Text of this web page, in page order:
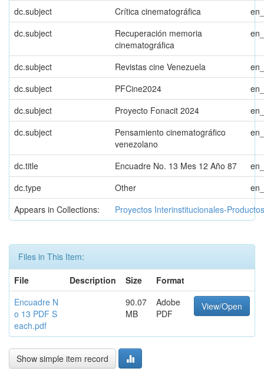
dc.subject
Crítica cinematográfica
dc.subject
Recuperación memoria
cinematográfica
dc.subject Revistas cine Venezuela
dc.subject
PFCine2024
dc.subject
Proyecto Fonacit 2024
dc.subject
Pensamiento cinematográfico
venezolano
dc.title Encuadre No. 13 Mes 12 Año 87
dc.type
Other
Appears in Collections:
Proyectos Interinstitucionales-Productos
Files in This Item:
File
Description Size
Format
Encuadre N
o 13 PDF S
each.pdf
90.07
MB
Adobe
PDF
View/Open
Show simple item record